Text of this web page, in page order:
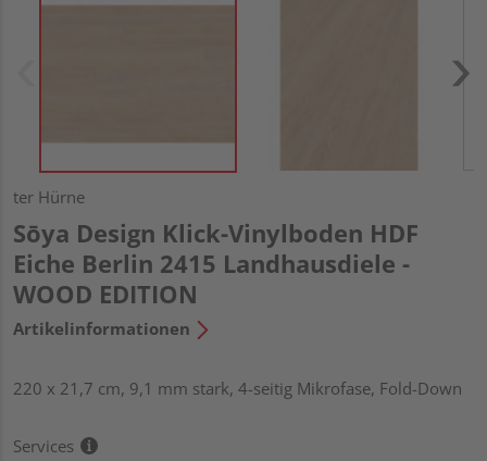
ter Hürne
Sōya Design Klick-Vinylboden HDF
Eiche Berlin 2415 Landhausdiele -
WOOD EDITION
Artikelinformationen
220 x 21,7 cm, 9,1 mm stark, 4-seitig Mikrofase, Fold-Down
Services